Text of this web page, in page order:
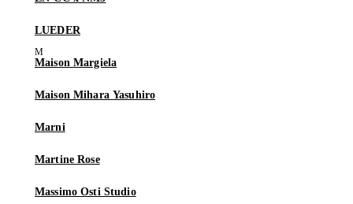
LUEDER
Maison Margiela
Maison Mihara Yasuhiro
Marni
Martine Rose
Massimo Osti Studio